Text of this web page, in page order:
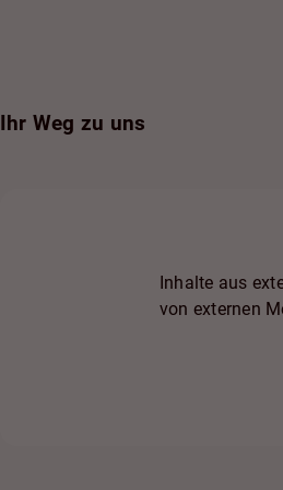
Ihr Weg zu uns
Inhalte aus
von externen